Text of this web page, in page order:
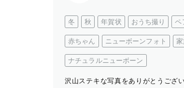
冬 秋 年賀状 おうち撮り ペ
赤ちゃん ニューボーンフォト
ナチュラルニューボーン
沢山ステキな写真をありがとうござ